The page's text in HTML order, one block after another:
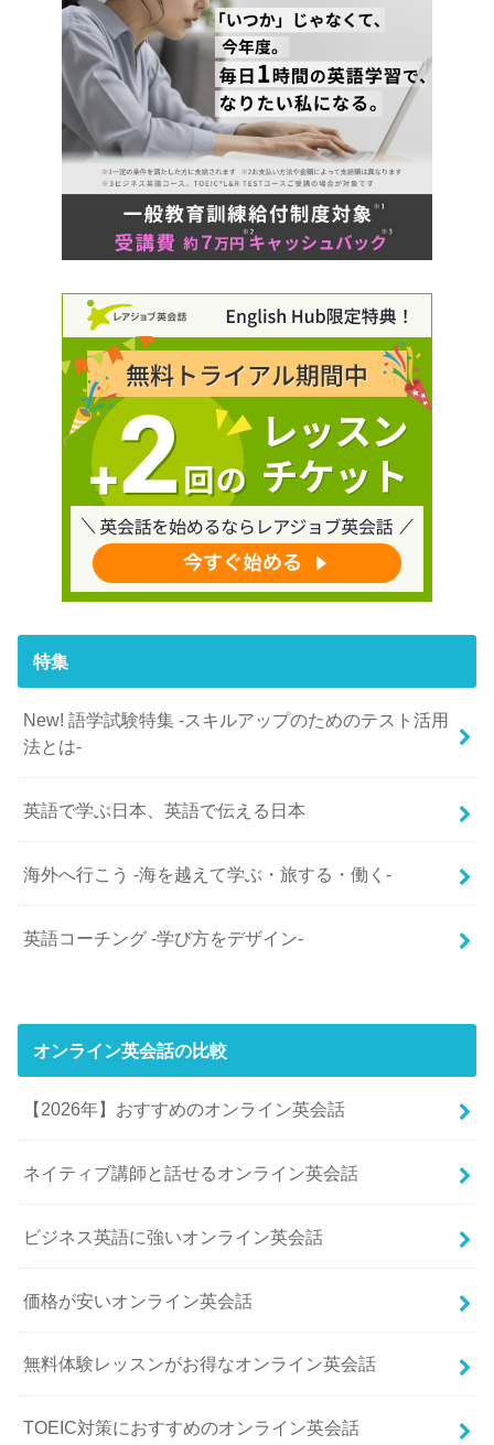
特集
New! 語学試験特集 -スキルアップのためのテスト活用
法とは-
英語で学ぶ日本、英語で伝える日本
海外へ行こう -海を越えて学ぶ・旅する・働く-
英語コーチング -学び方をデザイン-
オンライン英会話の比較
【2026年】おすすめのオンライン英会話
ネイティブ講師と話せるオンライン英会話
ビジネス英語に強いオンライン英会話
価格が安いオンライン英会話
無料体験レッスンがお得なオンライン英会話
TOEIC対策におすすめのオンライン英会話